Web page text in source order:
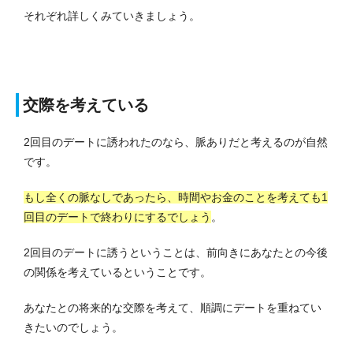
それぞれ詳しくみていきましょう。
交際を考えている
2回目のデートに誘われたのなら、脈ありだと考えるのが自然
です。
もし全くの脈なしであったら、時間やお金のことを考えても1
回目のデートで終わりにするでしょう 。
2回目のデートに誘うということは、前向きにあなたとの今後
の関係を考えているということです。
あなたとの将来的な交際を考えて、順調にデートを重ねてい
きたいのでしょう。